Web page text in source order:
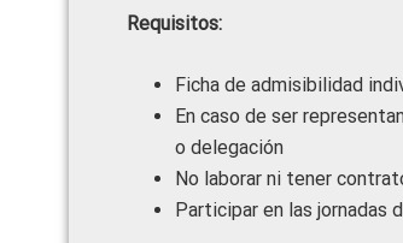
Requisitos:
Ficha de admisibilidad
En caso de ser
o delegación
No laborar ni tener
Participar en las jornadas